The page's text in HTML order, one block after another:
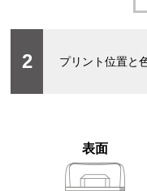
2 プリント位置と
表面